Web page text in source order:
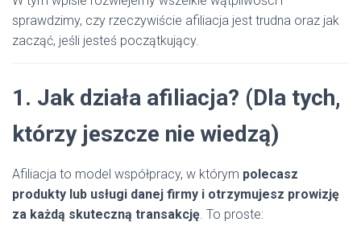
sprawdzimy, czy rzeczywiście afiliacja jest trudna oraz jak
zacząć, jeśli jesteś początkujący.
1. Jak działa afiliacja? (Dla tych,
którzy jeszcze nie wiedzą)
Afiliacja to model współpracy, w którym polecasz
produkty lub usługi danej firmy i otrzymujesz prowizję
za każdą skuteczną transakcję. To proste: